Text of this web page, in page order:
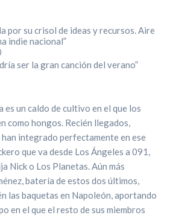
por su crisol de ideas y recursos. Aire
indie nacional”
ser la gran canción del verano”
es un caldo de cultivo en el que los
como hongos. Recién llegados,
integrado perfectamente en ese
que va desde Los Ángeles a 091,
Nick o Los Planetas. Aún más
batería de estos dos últimos,
las baquetas en Napoleón, aportando
en el que el resto de sus miembros